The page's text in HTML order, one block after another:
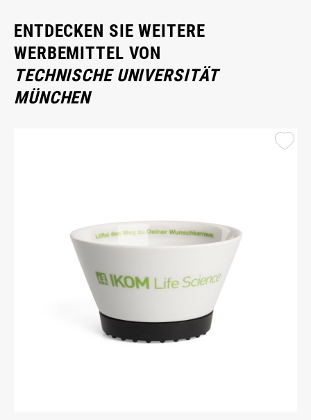
ENTDECKEN SIE WEITERE
WERBEMITTEL VON
TECHNISCHE UNIVERSITÄT
MÜNCHEN